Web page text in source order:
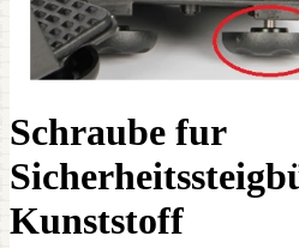
Schraube fur
Kunststoff